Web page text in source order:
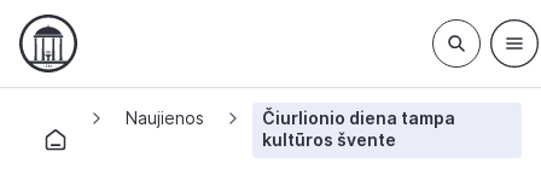
Naujienos
Čiurlionio diena tampa
kultūros švente